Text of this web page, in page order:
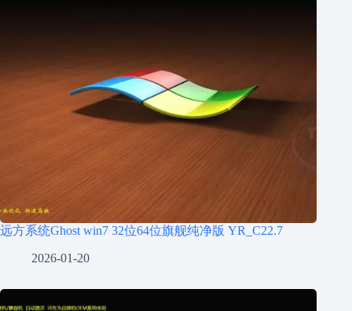
远方系统Ghost win7 32位64位旗舰纯净版 YR_C22.7
2026-01-20